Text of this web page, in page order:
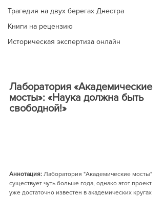
Трагедия на двух берегах Днестра
Книги на рецензию
Историческая экспертиза онлайн
Лаборатория «Академические
мосты»: «Наука должна быть
свободной!»
Аннотация: Лаборатория "Академические мосты"
существует чуть больше года, однако этот проект
уже достаточно известен в академических кругах